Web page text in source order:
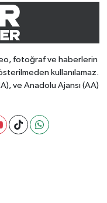
fotoğraf ve haberlerin
kullanılamaz.
ve Anadolu Ajansı (AA)